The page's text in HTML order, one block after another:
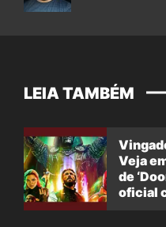
LEIA TAMBÉM
Veja
de
oficial